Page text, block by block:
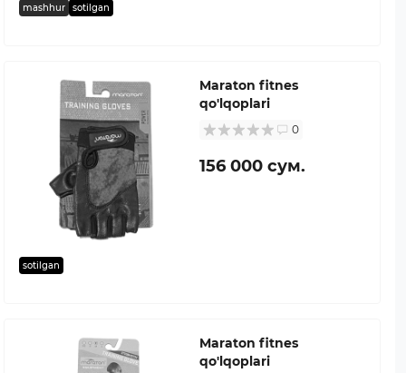
mashhur sotilgan
sotilgan
Maraton fitnes
qo'lqoplari
0
156 000 сум.
Maraton fitnes
qo'lqoplari